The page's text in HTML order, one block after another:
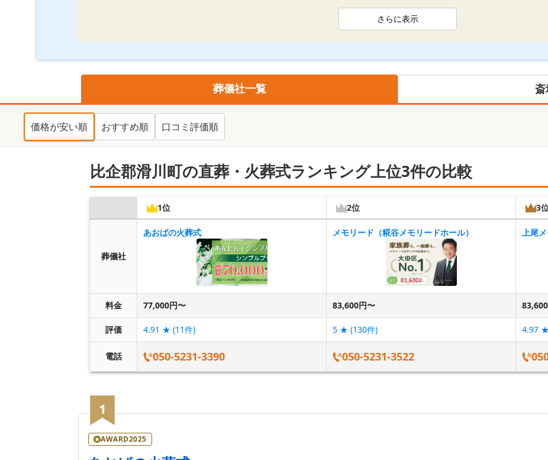
さらに表示
葬儀社一覧 斎
価格が安い順 おすすめ順 口コミ評価順
比企郡滑川町の直葬・火葬式ランキング上位3件の比較
1位 2位 3
葬儀社
あおばの火葬式 メモリード（糀谷メモリードホール） 上尾
料金 77,000円〜 83,600円〜
評価 4.91 ★ (11件) 5 ★ (130件) 4.97
電話 050-5231-3390 050-5231-3522
1
AWARD2025